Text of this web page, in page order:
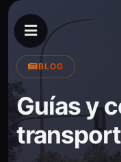
BLOG
Guías y